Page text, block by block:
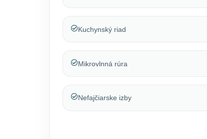
Kuchynský riad
Mikrovlnná rúra
Nefajčiarske izby